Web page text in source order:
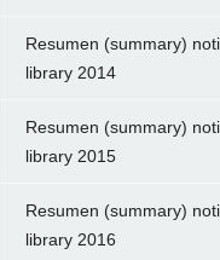
Resumen (summary)
library 2014
Resumen (summary)
library 2015
Resumen (summary)
library 2016